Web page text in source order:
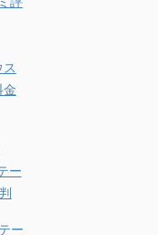
金
ー
ー